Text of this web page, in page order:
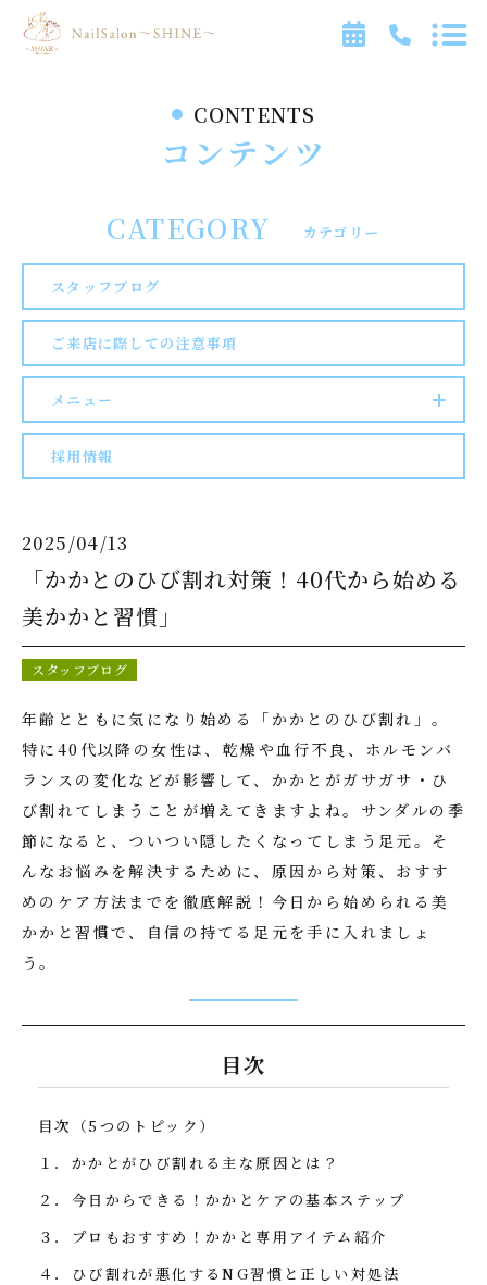
FEATURE
RECOMMENDED
INSTAGRAM
NEWS
CONTENTS
ACCESS
各種コンテンツ
CONTENTS
コンテンツ
2025/04/13
「かかとのひび割れ対策！40代から始める
美かかと習慣」
スタッフブログ
年齢とともに気になり始める「かかとのひび割れ」。
特に40代以降の女性は、乾燥や血行不良、ホルモンバ
ランスの変化などが影響して、かかとがガサガサ・ひ
び割れてしまうことが増えてきますよね。サンダルの季
節になると、ついつい隠したくなってしまう足元。そ
んなお悩みを解決するために、原因から対策、おすす
めのケア方法までを徹底解説！今日から始められる美
かかと習慣で、自信の持てる足元を手に入れましょ
う。
目次
目次（5つのトピック）
１．かかとがひび割れる主な原因とは？
２．今日からできる！かかとケアの基本ステップ
３．プロもおすすめ！かかと専用アイテム紹介
４．ひび割れが悪化するNG習慣と正しい対処法
CATEGORY カテゴリー
スタッフブログ
ご来店に際しての注意事項
メニュー
採用情報